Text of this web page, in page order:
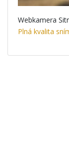
Webkamera
Plná kvalita